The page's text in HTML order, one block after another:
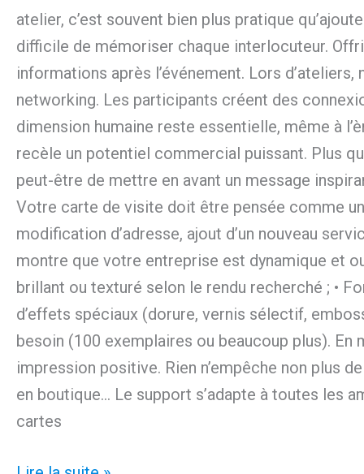
atelier, c’est souvent bien plus pratique
difficile de mémoriser chaque interlocuteur.
informations après l’événement. Lors
networking. Les participants créent des
dimension humaine reste essentielle, même à
recèle un potentiel commercial puissant. Plus
peut-être de mettre en avant un message
Votre carte de visite doit être pensée comme
modification d’adresse, ajout d’un nouveau
montre que votre entreprise est dynamique et
brillant ou texturé selon le rendu recherché ; •
d’effets spéciaux (dorure, vernis sélectif,
besoin (100 exemplaires ou beaucoup plus).
impression positive. Rien n’empêche non plus
en boutique… Le support s’adapte à toutes les
cartes